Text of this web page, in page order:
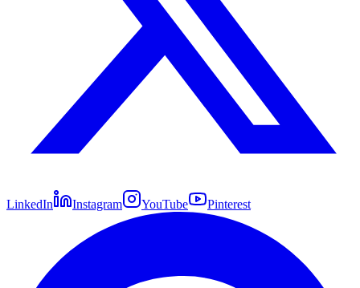
LinkedIn Instagram YouTube Pinterest